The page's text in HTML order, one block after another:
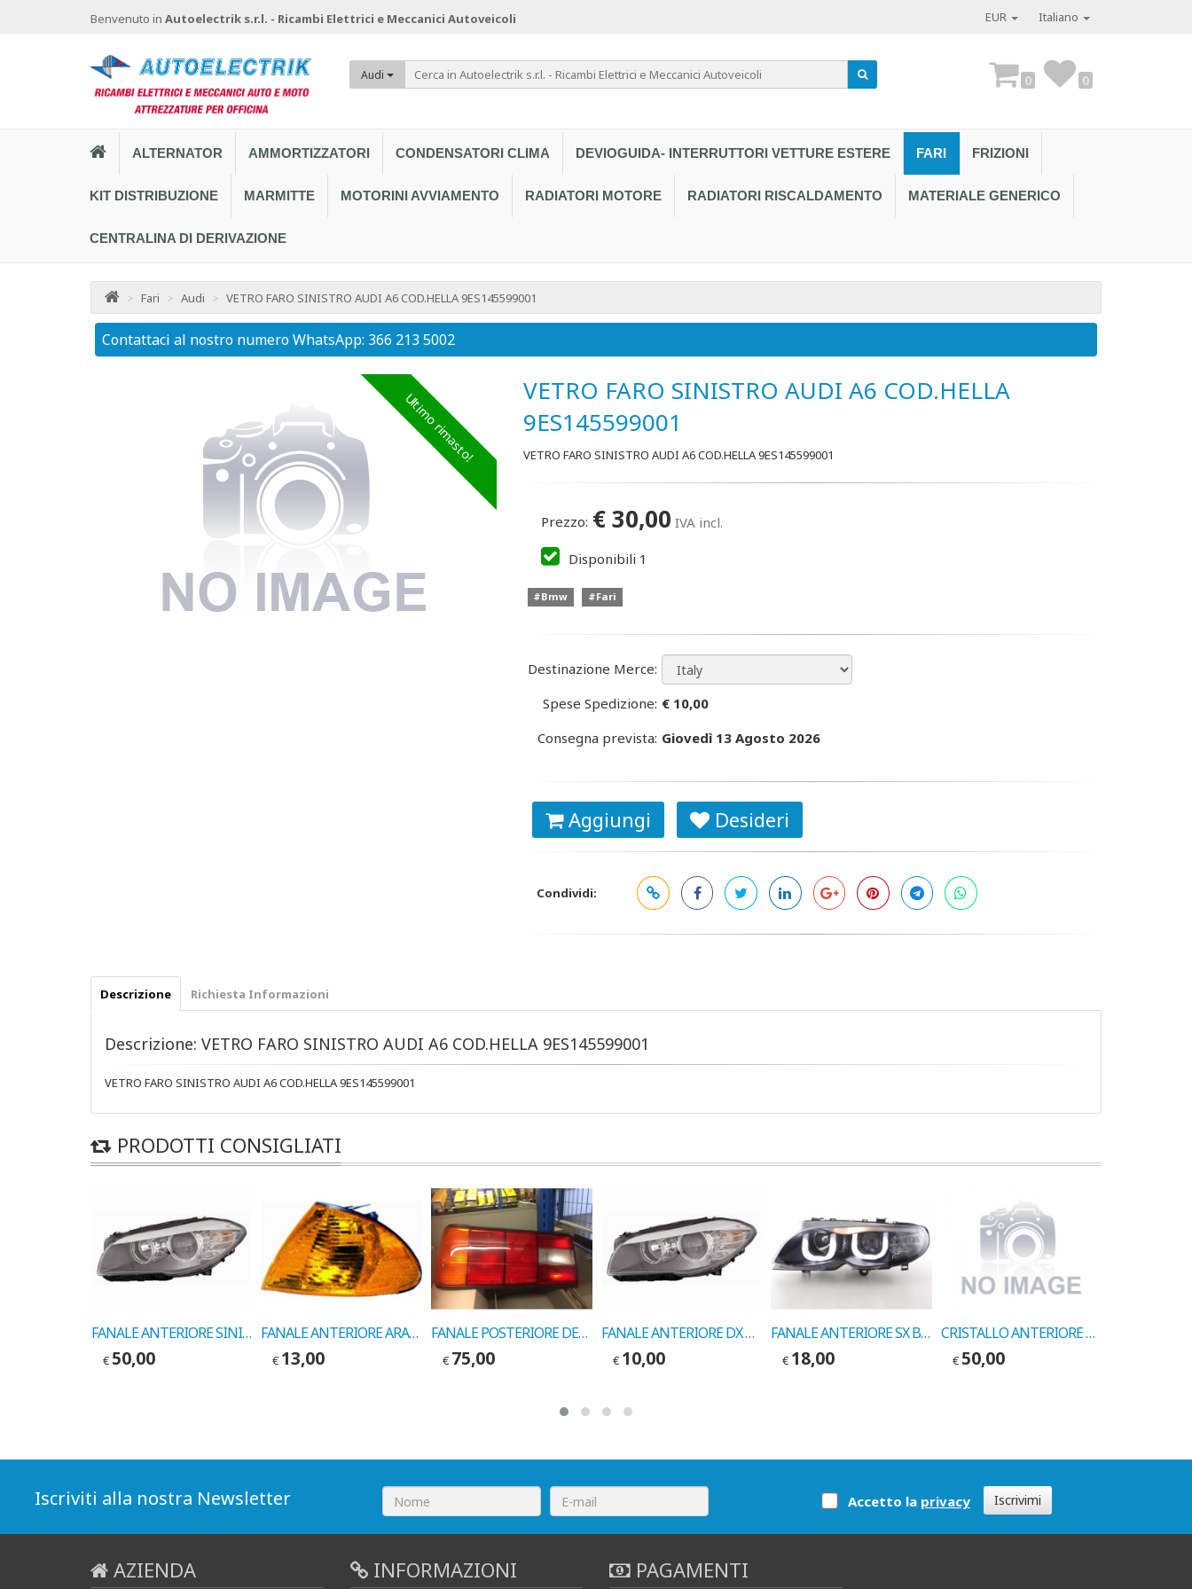
Benvenuto in Autoelectrik s.r.l. - Ricambi Elettrici e Meccanici Autoveicoli EUR Italiano
Audi 0 0
ALTERNATOR AMMORTIZZATORI CONDENSATORI CLIMA DEVIOGUIDA- INTERRUTTORI VETTURE ESTERE FARI FRIZIONI
KIT DISTRIBUZIONE MARMITTE MOTORINI AVVIAMENTO RADIATORI MOTORE RADIATORI RISCALDAMENTO MATERIALE GENERICO
CENTRALINA DI DERIVAZIONE
> Fari > Audi > VETRO FARO SINISTRO AUDI A6 COD.HELLA 9ES145599001
Contattaci al nostro numero WhatsApp: 366 213 5002
Ultimo rimasto!
VETRO FARO SINISTRO AUDI A6 COD.HELLA
9ES145599001
VETRO FARO SINISTRO AUDI A6 COD.HELLA 9ES145599001
Prezzo: €30,00 IVA incl.
Disponibili 1
#Bmw #Fari
Destinazione Merce:
Spese Spedizione: € 10,00
Consegna prevista: Giovedì 13 Agosto 2026
Aggiungi Desideri
Condividi:
Descrizione Richiesta Informazioni
Descrizione: VETRO FARO SINISTRO AUDI A6 COD.HELLA 9ES145599001
VETRO FARO SINISTRO AUDI A6 COD.HELLA 9ES145599001
PRODOTTI CONSIGLIATI
FANALE ANTERIORE SINISTRO BMW 5 >81 COD.EUROLITES 22253000
€ 50,00
FANALE ANTERIORE ARANCIO SINISTRO BMW S3 1998->CODLEART 22273000
€ 13,00
FANALE POSTERIORE DESTRO BMW SERIE 3 1987-> COD. 320305
€ 75,00
FANALE ANTERIORE DX BMW SERIE 5 COD. EUROLITES 20264000
€ 10,00
FANALE ANTERIORE SX BMW SERIE 3 E46 CORNICE BIANCA 2002-> COD.FORES L1935
€ 18,00
CRISTALLO ANTERIORE SINISTRO BMW SERIE 3 1991 COD. 519016
€ 50,00
Iscriviti alla nostra Newsletter Accetto la privacy Iscrivimi
AZIENDA INFORMAZIONI PAGAMENTI